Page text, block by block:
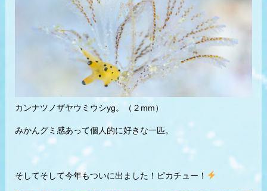
カンナツノザヤウミウシyg。（２mm）
みかんグミ感あって個人的に好きな一匹。
そしてそして今年もついに出ました！ピカチュー！